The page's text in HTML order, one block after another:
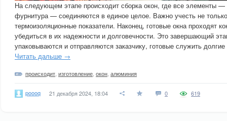
На следующем этапе происходит сборка окон, где все элементы
фурнитура — соединяются в единое целое. Важно учесть не
термоизоляционные показатели. Наконец, готовые окна проходят
убедиться в их надежности и долговечности. Это завершающий
упаковываются и отправляются заказчику, готовые служить
Читать дальше →
происходит изготовление окон алюминия
poooq 21 декабря 2024, 18:04 0 619